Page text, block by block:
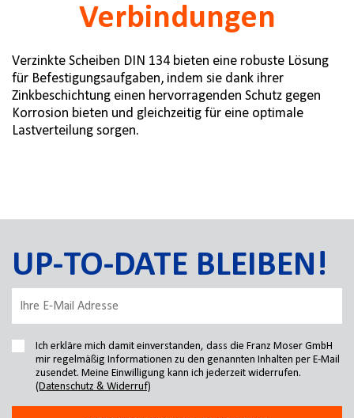
Verbindungen
Verzinkte Scheiben DIN 134 bieten eine robuste Lösung
für Befestigungsaufgaben, indem sie dank ihrer
Zinkbeschichtung einen hervorragenden Schutz gegen
Korrosion bieten und gleichzeitig für eine optimale
Lastverteilung sorgen.
UP-TO-DATE BLEIBEN!
Ich erkläre mich damit einverstanden, dass die Franz Moser GmbH
mir regelmäßig Informationen zu den genannten Inhalten per E-Mail
zusendet. Meine Einwilligung kann ich jederzeit widerrufen.
(Datenschutz & Widerruf)